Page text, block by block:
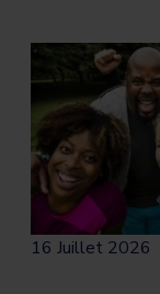
16 Juillet 2026